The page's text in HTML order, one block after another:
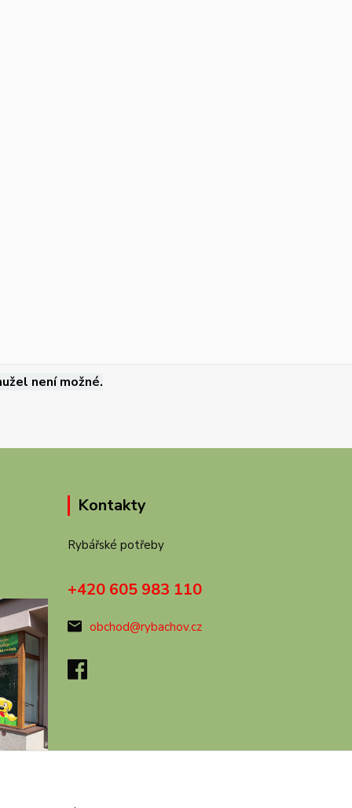
není možné.
Kontakty
Rybářské potřeby
+420 605 983 110
obchod@rybachov.cz